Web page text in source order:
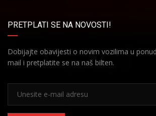
PRETPLATI SE NA NOVOSTI!
Dobijajte obavijesti o novim vozilima u
mail i pretplatite se na naš bilten.